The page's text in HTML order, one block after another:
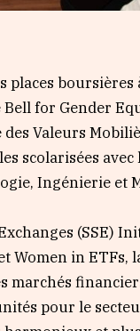
places
for Gender
Valeurs
scolarisées avec
Ingénierie et
(SSE)
Women in ETFs,
marchés
pour le